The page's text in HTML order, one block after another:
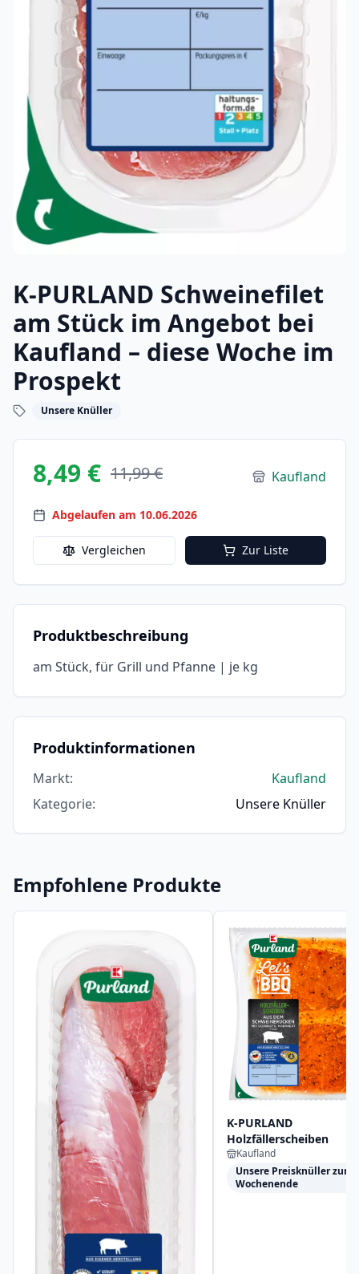
K-PURLAND Schweinefilet
am Stück im Angebot bei
Kaufland – diese Woche im
Prospekt
Unsere Knüller
8,49 € 11,99 € Kaufland
Abgelaufen am 10.06.2026
Vergleichen Zur Liste
Produktbeschreibung
am Stück, für Grill und Pfanne | je kg
Produktinformationen
Markt:
Kaufland
Kategorie: Unsere Knüller
Empfohlene Produkte
K-PURLAND
Holzfällerscheiben
Kaufland
Unsere Preisknüller zum
Wochenende